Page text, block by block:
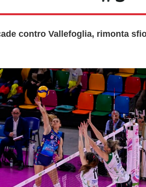
contro Vallefoglia, rimonta